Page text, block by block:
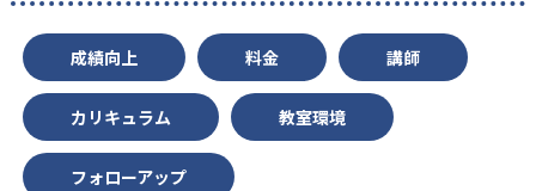
成績向上 料金 講師
カリキュラム 教室環境
フォローアップ